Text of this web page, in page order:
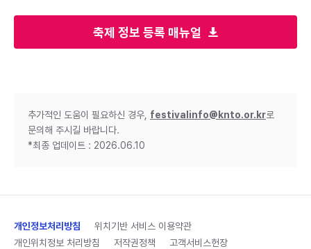
축제 정보 등록 매뉴얼
추가적인 도움이 필요하신 경우, festivalinfo@knto.or.kr로
문의해 주시길 바랍니다.
*최종 업데이트 : 2026.06.10
개인정보처리방침
위치기반 서비스 이용약관
개인위치정보 처리방침
저작권정책 고객서비스헌장